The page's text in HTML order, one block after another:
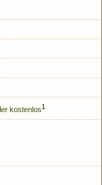
kostenlos1